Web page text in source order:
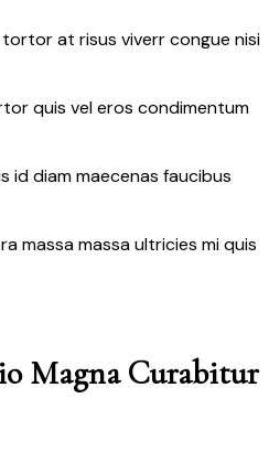
at risus viverr congue nisi
quis vel eros condimentum
id diam maecenas faucibus
massa massa ultricies mi quis
Magna Curabitur